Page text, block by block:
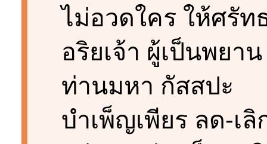
ไม่อวดใคร ให้ศรัท
อริยเจ้า ผู้เป็นพยาน
ท่านมหา กัสสปะ
บำเพ็ญเพียร ลด-เลิ